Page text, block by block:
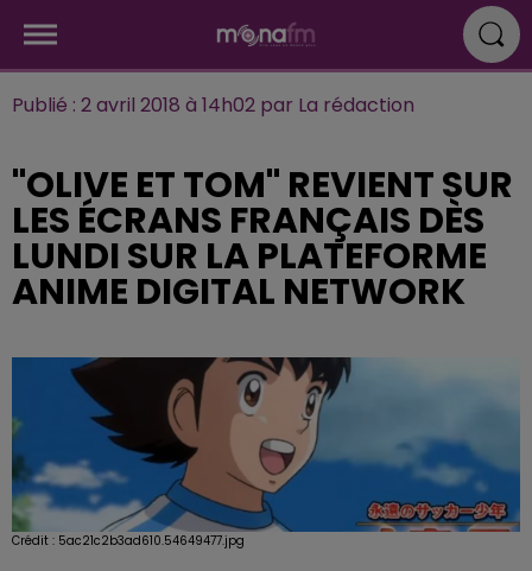
Publié : 2 avril 2018 à 14h02 par La rédaction
"OLIVE ET TOM" REVIENT SUR
LES ÉCRANS FRANÇAIS DÈS
LUNDI SUR LA PLATEFORME
ANIME DIGITAL NETWORK
Crédit : 5ac21c2b3ad610.54649477.jpg